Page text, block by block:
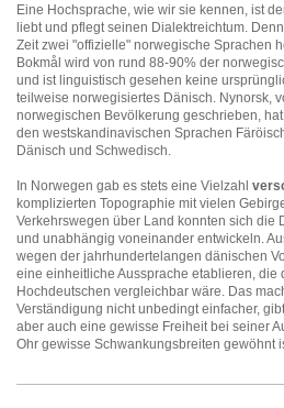
Eine Hochsprache, wie wir sie kennen, ist
liebt und pflegt seinen Dialektreichtum.
Zeit zwei "offizielle" norwegische Sprachen
Bokmål wird von rund 88-90% der
und ist linguistisch gesehen keine
teilweise norwegisiertes Dänisch. Nynorsk,
norwegischen Bevölkerung geschrieben,
den westskandinavischen Sprachen
Dänisch und Schwedisch.
In Norwegen gab es stets eine Vielzahl
komplizierten Topographie mit vielen
Verkehrswegen über Land konnten sich die
und unabhängig voneinander entwickeln.
wegen der jahrhundertelangen dänischen
eine einheitliche Aussprache etablieren, die
Hochdeutschen vergleichbar wäre. Das
Verständigung nicht unbedingt einfacher,
aber auch eine gewisse Freiheit bei seiner
Ohr gewisse Schwankungsbreiten gewöhnt